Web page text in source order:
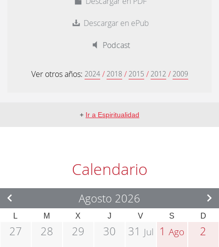
Descargar en ePub
Podcast
Ver otros años: 2024 / 2018 / 2015 / 2012 / 2009
+ Ir a Espiritualidad
Calendario
Agosto 2026
L M X J V S D
27 28 29 30 31 Jul 1Ago 2